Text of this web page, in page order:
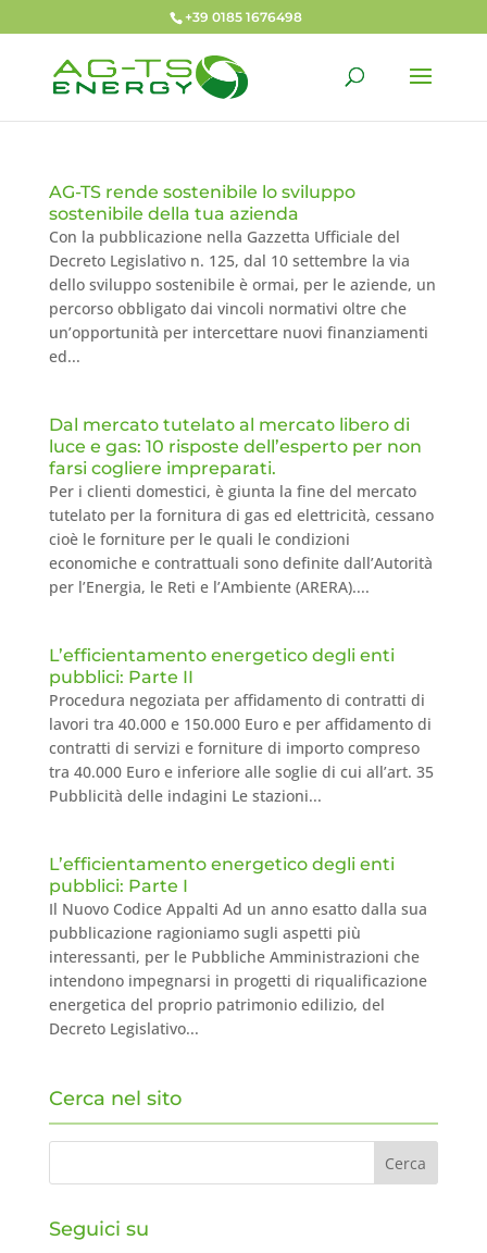
+39 0185 1676498
AG-TS rende sostenibile lo sviluppo
sostenibile della tua azienda
Con la pubblicazione nella Gazzetta Ufficiale del
Decreto Legislativo n. 125, dal 10 settembre la via
dello sviluppo sostenibile è ormai, per le aziende, un
percorso obbligato dai vincoli normativi oltre che
un’opportunità per intercettare nuovi finanziamenti
ed...
Dal mercato tutelato al mercato libero di
luce e gas: 10 risposte dell’esperto per non
farsi cogliere impreparati.
Per i clienti domestici, è giunta la fine del mercato
tutelato per la fornitura di gas ed elettricità, cessano
cioè le forniture per le quali le condizioni
economiche e contrattuali sono definite dall’Autorità
per l’Energia, le Reti e l’Ambiente (ARERA)....
L’efficientamento energetico degli enti
pubblici: Parte II
Procedura negoziata per affidamento di contratti di
lavori tra 40.000 e 150.000 Euro e per affidamento di
contratti di servizi e forniture di importo compreso
tra 40.000 Euro e inferiore alle soglie di cui all’art. 35
Pubblicità delle indagini Le stazioni...
L’efficientamento energetico degli enti
pubblici: Parte I
Il Nuovo Codice Appalti Ad un anno esatto dalla sua
pubblicazione ragioniamo sugli aspetti più
interessanti, per le Pubbliche Amministrazioni che
intendono impegnarsi in progetti di riqualificazione
energetica del proprio patrimonio edilizio, del
Decreto Legislativo...
Cerca nel sito
Seguici su